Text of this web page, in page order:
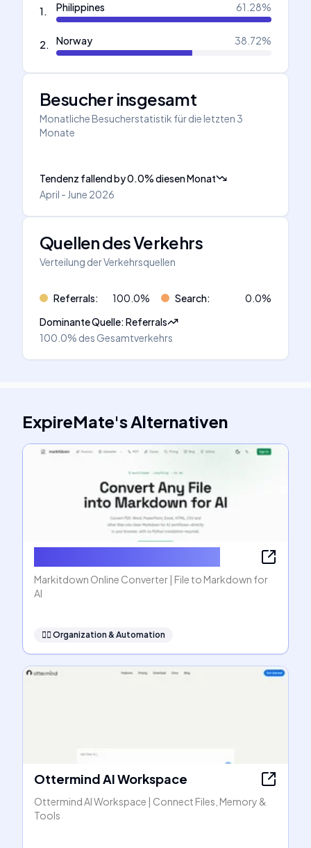
1. Philippines 61.28%
2. Norway 38.72%
Besucher insgesamt
Monatliche Besucherstatistik für die letzten 3
Monate
Tendenz fallendby0.0%diesen Monat
April - June 2026
Quellen des Verkehrs
Verteilung der Verkehrsquellen
Referrals: 100.0% Search: 0.0%
Dominante Quelle:Referrals
100.0% des Gesamtverkehrs
ExpireMate'sAlternativen
Markitdown Online Converter | File to Markdown for
AI
🧞‍♂️ Organization & Automation
Ottermind AI Workspace
Ottermind AI Workspace | Connect Files, Memory &
Tools